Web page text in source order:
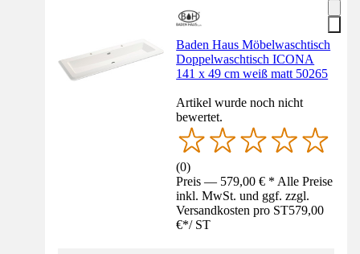
Baden Haus Möbelwaschtisch
Doppelwaschtisch ICONA
141 x 49 cm weiß matt 50265
Artikel wurde noch nicht
bewertet.
(0)
Preis — 579,00 € * Alle Preise
inkl. MwSt. und ggf. zzgl.
Versandkosten pro ST579,00
€*/ ST